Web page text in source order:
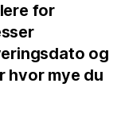
for
og
hvor mye du